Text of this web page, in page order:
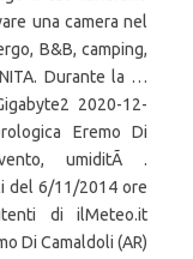
una camera nel
B&B, camping,
Durante la …
2020-12-
Eremo Di
umiditÃ .
del 6/11/2014 ore
di ilMeteo.it
Di Camaldoli (AR)